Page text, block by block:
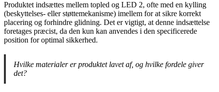
Produktet indsættes mellem topled og LED 2, ofte med en kylling
(beskyttelses- eller støttemekanisme) imellem for at sikre korrekt
placering og forhindre glidning. Det er vigtigt, at denne indsættelse
foretages præcist, da den kun kan anvendes i den specificerede
position for optimal sikkerhed.
Hvilke materialer er produktet lavet af, og hvilke fordele giver
det?